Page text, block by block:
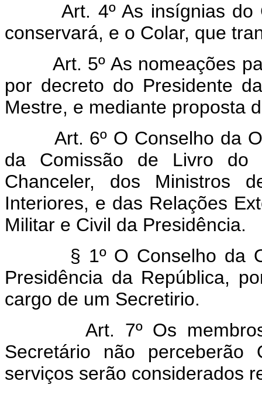
Art. 4º As insígnias
conservará, e o Colar, que
Art. 5º As nomeações
por decreto do Presidente
Mestre, e mediante proposta
Art. 6º O Conselho da
da Comissão de Livro do
Chanceler, dos Ministros
Interiores, e das Relações
Militar e Civil da Presidência.
§ 1º O Conselho da
Presidência da República,
cargo de um Secretirio.
Art. 7º Os
Secretário não
serviços serão considerados